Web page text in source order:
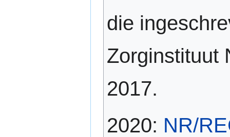
die
Zorginstituut
2017.
2020: NR/